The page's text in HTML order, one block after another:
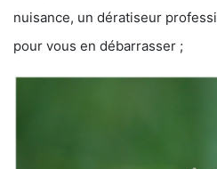
nuisance, un dératiseur
pour vous en débarrasser ;